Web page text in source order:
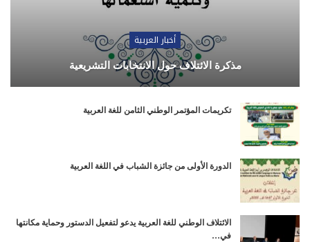
أخبار العربية
مذكرة الائتلاف حول الانتخابات التشريعية
تكريمات المؤتمر الوطني الثامن للغة العربية
الدورة الأولى من جائزة الشباب في اللغة العربية
الائتلاف الوطني للغة العربية يدعو لتفعيل الدستور وحماية مكانتها
في…